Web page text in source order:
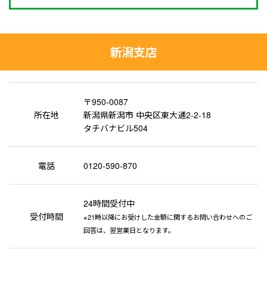
新潟支店
所在地
〒950-0087
新潟県新潟市 中央区東大通2-2-18
タチバナビル504
電話 0120-590-870
受付時間
24時間受付中
※21時以降にお受けした金額に関するお問い合わせへのご
回答は、翌営業日となります。